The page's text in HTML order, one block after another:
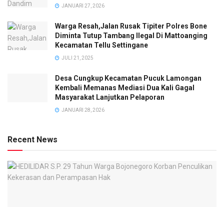
JANUARI 27, 2026
Warga Resah,Jalan Rusak Tipiter Polres Bone
Diminta Tutup Tambang Ilegal Di Mattoanging
Kecamatan Tellu Settingane
JULI 21, 2025
Desa Cungkup Kecamatan Pucuk Lamongan
Kembali Memanas Mediasi Dua Kali Gagal
Masyarakat Lanjutkan Pelaporan
JANUARI 28, 2026
Recent News